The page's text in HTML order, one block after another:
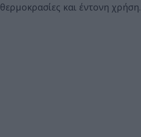
θερμοκρασίες και έντονη χρήση.